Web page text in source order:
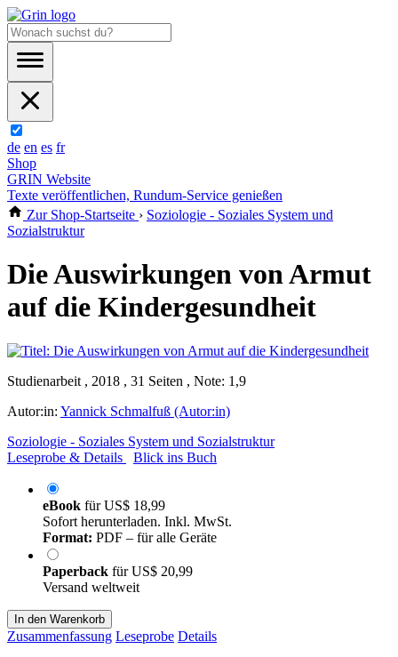
de en es fr
Shop
GRIN Website
Texte veröffentlichen, Rundum-Service genießen
Zur Shop-Startseite › Soziologie - Soziales System und
Sozialstruktur
Die Auswirkungen von Armut
auf die Kindergesundheit
Studienarbeit , 2018 , 31 Seiten , Note: 1,9
Autor:in: Yannick Schmalfuß (Autor:in)
Soziologie - Soziales System und Sozialstruktur
Leseprobe & Details
Blick ins Buch
eBook fürUS$ 18,99
Sofort herunterladen. Inkl. MwSt.
Format: PDF – für alle Geräte
Paperback fürUS$ 20,99
Versand weltweit
In den Warenkorb
Zusammenfassung Leseprobe Details